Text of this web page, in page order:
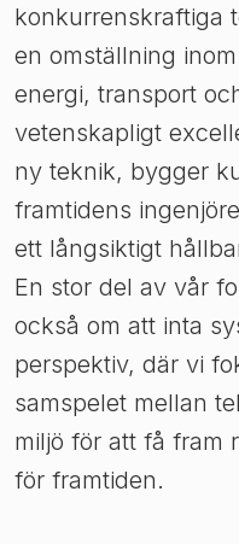
konkurrenskraftiga
en omställning
energi, transport
vetenskapligt
ny teknik, bygger
framtidens
ett långsiktigt
En stor del av vår
också om att inta
perspektiv, där vi
samspelet mellan
miljö för att få fram
för framtiden.